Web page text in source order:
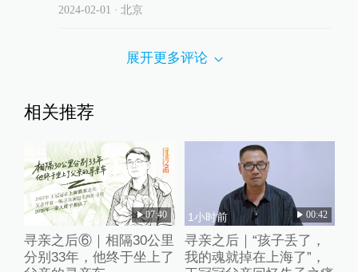
2024-02-01 ∙ 北京
展开更多评论
相关推荐
4小时前 07:40
寻亲之后⑥｜相隔30公里
分别33年，他终于坐上了
1小时前 00:42
寻亲之后｜“孩子丢了，
我的魂就掉在上海了”，